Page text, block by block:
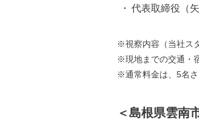
・ 代表取締役（
※視察内容（当社ス
※現地までの交通・
※通常料金は、5名さ
＜島根県雲南